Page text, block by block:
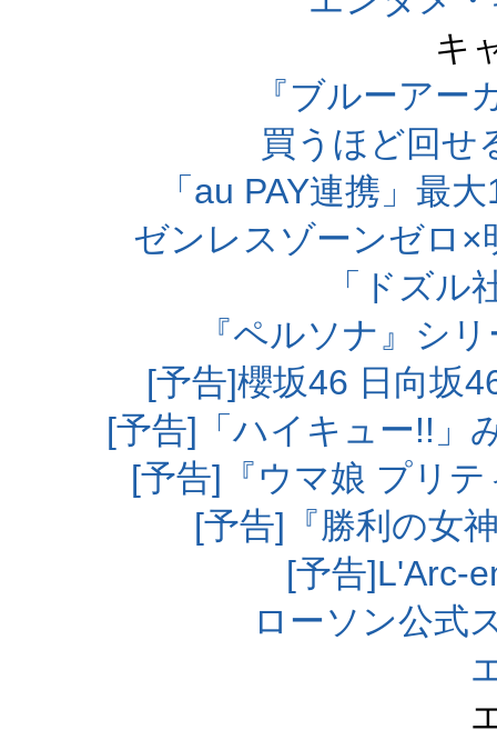
キ
『ブルーアー
買うほど回せ
「au PAY連携」最
ゼンレスゾーンゼロ
「ドズル
『ペルソナ』シ
[予告]櫻坂46 日向坂
[予告]「ハイキュー!!」
[予告]『ウマ娘 プリ
[予告]『勝利の女
[予告]L'Arc-
ローソン公式